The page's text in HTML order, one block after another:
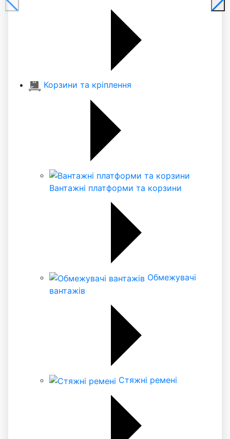
Корзини та кріплення
Вантажні платформи та корзини
Обмежувачі
вантажів
Стяжні ремені